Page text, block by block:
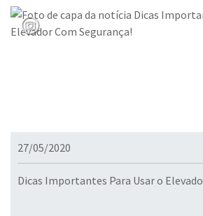
27/05/2020
Dicas Importantes Para Usar o